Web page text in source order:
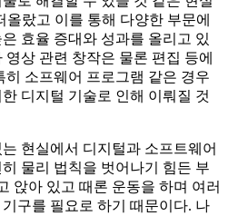
랐고 이를 통해 다양한 부문에
효율 증대와 성과를 올리고 있
상 관련 창작은 물론 편집 등에
소프웨어 프로그램 같은 경우
디지털 기술로 인해 이뤄질 것
현실에서 디지털과 소프트웨어
물리 법칙을 벗어나기 힘든 부
앉아 있고 때론 운동을 하며 여러
구를 필요로 하기 때문이다. 나